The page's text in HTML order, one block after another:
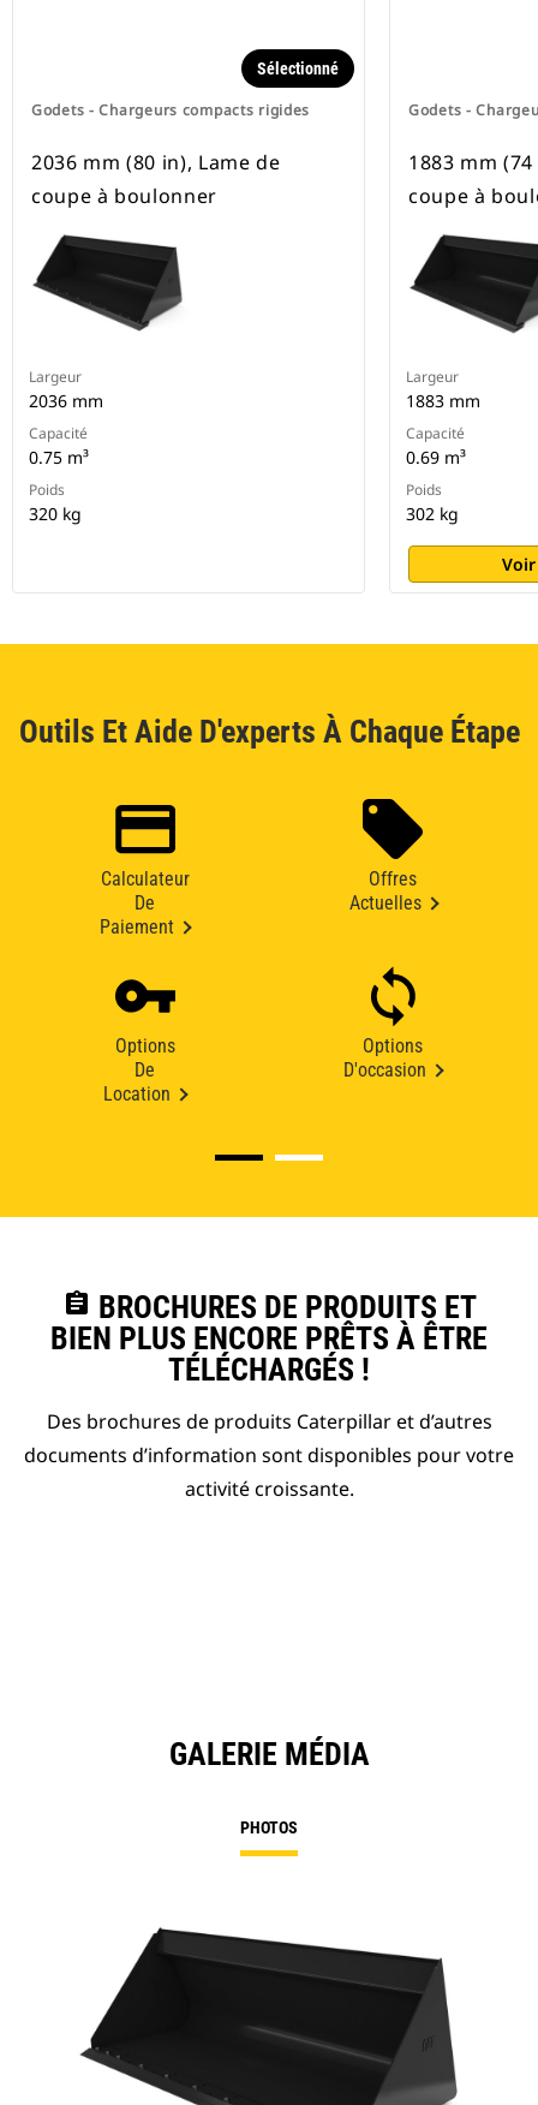
Godets - Chargeurs compacts rigides
Sélectionné
2036 mm (80 in), Lame de
coupe à boulonner
Largeur
2036 mm
Capacité
0.75 m³
Poids
320 kg
Godets -
1883 mm
coupe à
Largeur
1883 mm
Capacité
0.69 m³
Poids
302 kg
Outils Et Aide D'experts À Chaque Étape
Calculateur
De
Paiement
Offres
Actuelles
Options
De
Location
Options
D'occasion
assignment BROCHURES DE PRODUITS ET
BIEN PLUS ENCORE PRÊTS À ÊTRE
TÉLÉCHARGÉS !
Des brochures de produits Caterpillar et d’autres
documents d’information sont disponibles pour votre
activité croissante.
GALERIE MÉDIA
PHOTOS